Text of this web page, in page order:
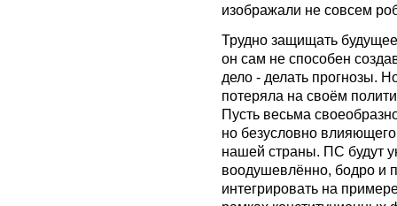
изображали не совсем
Трудно защищать
он сам не способен
дело - делать прогнозы.
потеряла на своём
Пусть весьма
но безусловно
нашей страны. ПС будут
воодушевлённо, бодро и
интегрировать на